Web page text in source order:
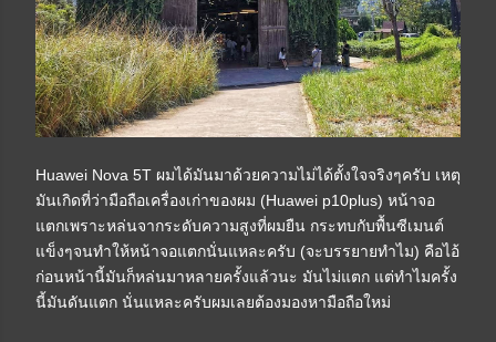
Huawei Nova 5T ผมได้มันมาด้วยความไม่ได้ตั้งใจจริงๆครับ เหตุ
มันเกิดที่ว่ามือถือเครื่องเก่าของผม (Huawei p10plus) หน้าจอ
แตกเพราะหล่นจากระดับความสูงที่ผมยืน กระทบกับพื้นซีเมนต์
แข็งๆจนทำให้หน้าจอแตกนั่นแหละครับ (จะบรรยายทำไม) คือไอ้
ก่อนหน้านี้มันก็หล่นมาหลายครั้งแล้วนะ มันไม่แตก แต่ทำไมครั้ง
นี้มันดันแตก นั่นแหละครับผมเลยต้องมองหามือถือใหม่